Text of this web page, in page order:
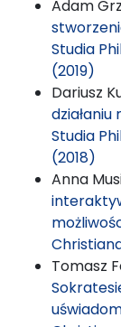
Adam
Studia
(2019)
Dariusz
Studia
(2018)
Anna
Tomasz